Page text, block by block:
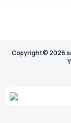
Copyright © 2026